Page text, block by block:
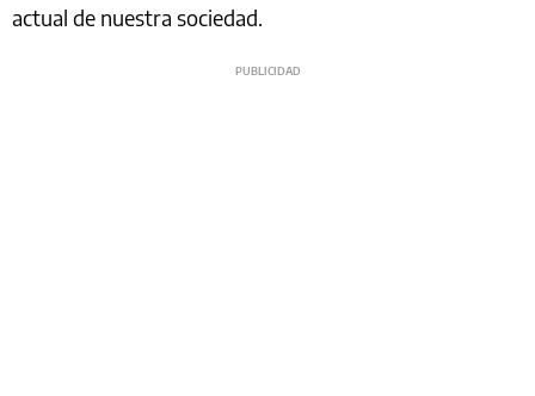
actual de nuestra sociedad.